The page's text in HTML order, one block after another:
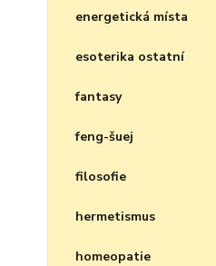
energetická místa
esoterika ostatní
fantasy
feng-šuej
filosofie
hermetismus
homeopatie